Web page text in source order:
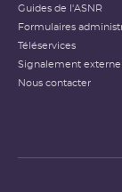
Guides de l'ASNR
Formulaires
Téléservices
Signalement externe
Nous contacter